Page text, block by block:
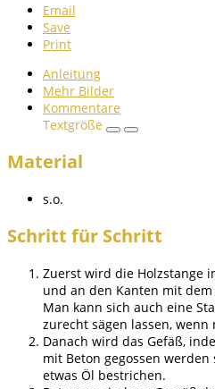
Email
Save
Print
Anleitung
Mehr Bilder
Kommentare
Textgröße
Material
s.o.
Schritt für Schritt
Zuerst wird die Holzstange
und an den Kanten mit
Man kann sich auch eine
zurecht sägen lassen, wenn
Danach wird das Gefäß,
mit Beton gegossen
etwas Öl bestrichen.